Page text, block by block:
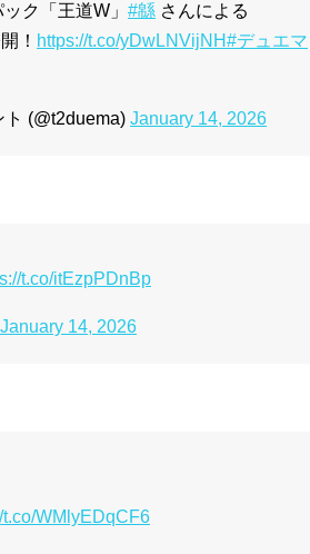
ク「王道W」 #緜 さんによる
！ https://t.co/yDwLNVijNH#デュエマ
(@t2duema) January 14, 2026
t.co/itEzpPDnBp
January 14, 2026
t.co/WMlyEDqCF6